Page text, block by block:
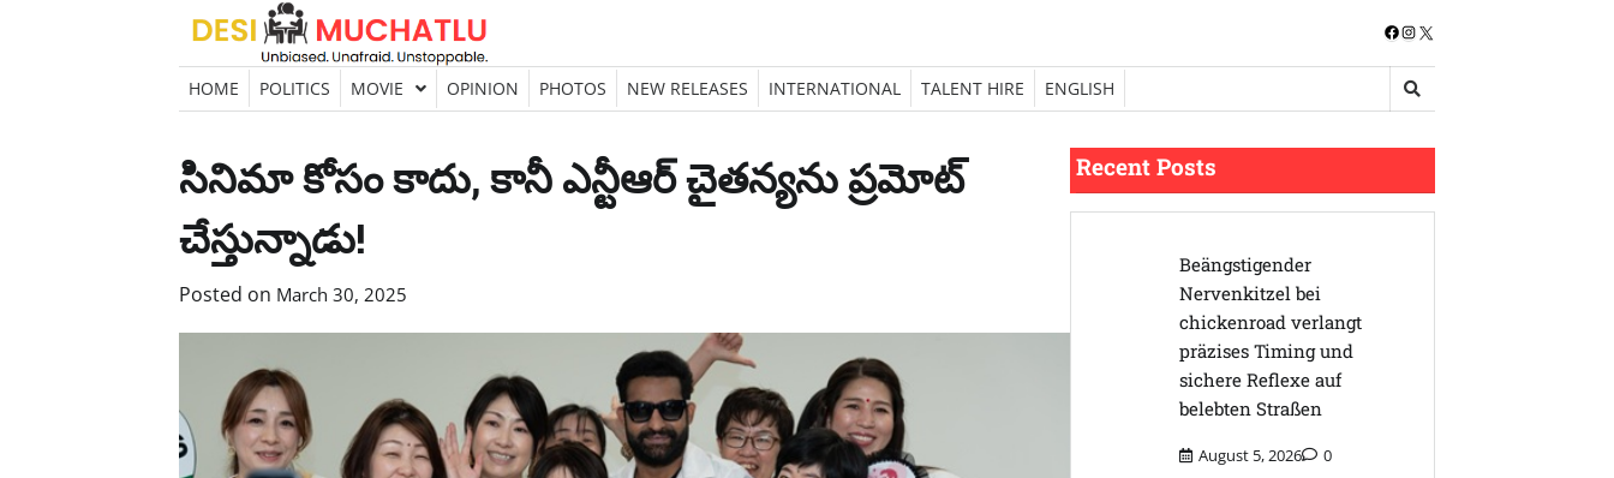
Skip
content
Facebook
Instagram
X
HOME POLITICS MOVIE OPINION PHOTOS NEW RELEASES INTERNATIONAL TALENT HIRE ENGLISH
సినిమా కోసం కాదు, కానీ ఎన్టీఆర్ చైతన్యను ప్రమోట్
చేస్తున్నాడు!
Posted on March 30, 2025
Recent Posts
Beängstigender
Nervenkitzel bei
chickenroad verlangt
präzises Timing und
sichere Reflexe auf
belebten Straßen
August 5, 2026 0